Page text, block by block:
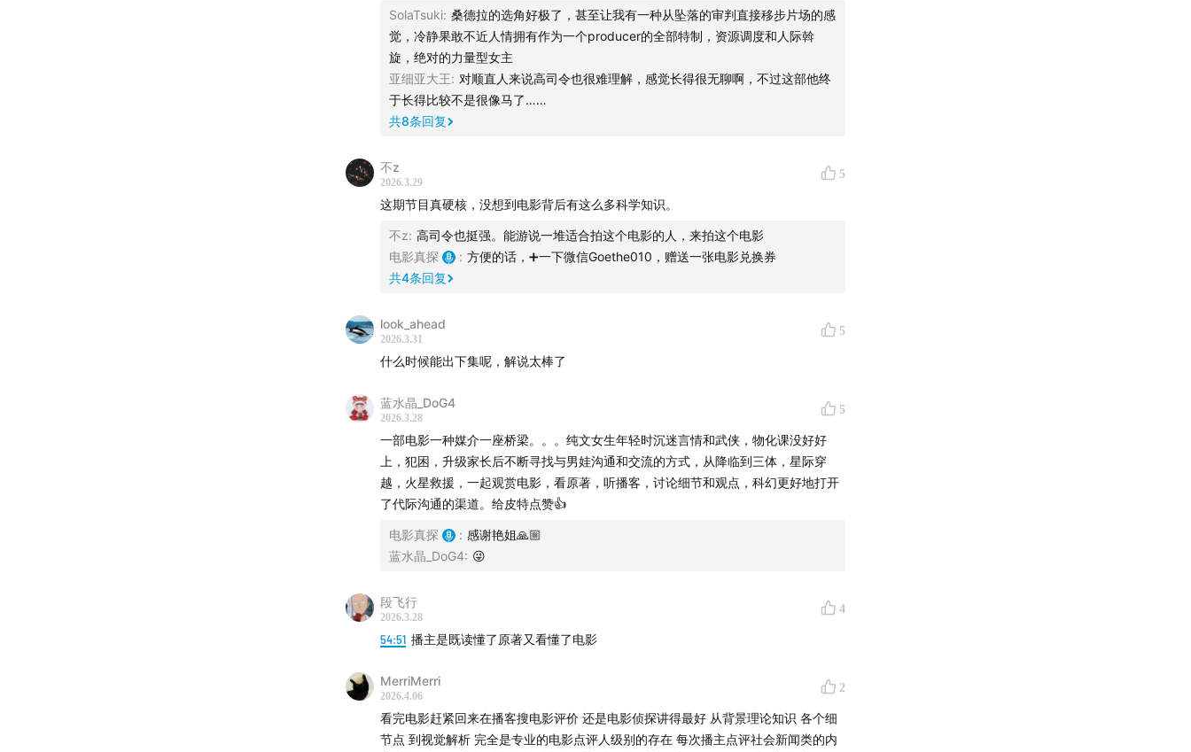
“失重环境下的飞船设计：考虑重力方向的对齐与简化”
光子推进可遇而不可求
SolaTsuki: 桑德拉的选角好极了，甚至让我有一种从坠落的审判直接移步片场的感
觉，冷静果敢不近人情拥有作为一个producer的全部特制，资源调度和人际斡
旋，绝对的力量型女主
亚细亚大王: 对顺直人来说高司令也很难理解，感觉长得很无聊啊，不过这部他终
于长得比较不是很像马了……
共8条回复
不z
2026.3.29
5
这期节目真硬核，没想到电影背后有这么多科学知识。
不z: 高司令也挺强。能游说一堆适合拍这个电影的人，来拍这个电影
电影真探
: 方便的话，➕一下微信Goethe010，赠送一张电影兑换券
共4条回复
look_ahead
2026.3.31
5
什么时候能出下集呢，解说太棒了
蓝水晶_DoG4
2026.3.28
5
一部电影一种媒介一座桥梁。。。纯文女生年轻时沉迷言情和武侠，物化课没好好
上，犯困，升级家长后不断寻找与男娃沟通和交流的方式，从降临到三体，星际穿
越，火星救援，一起观赏电影，看原著，听播客，讨论细节和观点，科幻更好地打开
了代际沟通的渠道。给皮特点赞👍
电影真探 : 感谢艳姐🙏🏼
蓝水晶_DoG4: 😜
段飞行
2026.3.28
4
54:51 播主是既读懂了原著又看懂了电影
MerriMerri
2026.4.06
2
看完电影赶紧回来在播客搜电影评价 还是电影侦探讲得最好 从背景理论知识 各个细
节点 到视觉解析 完全是专业的电影点评人级别的存在 每次播主点评社会新闻类的内